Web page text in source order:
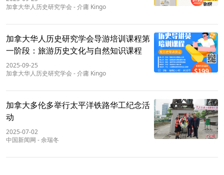
加拿大华人历史研究学会-介庸 Kingo
加拿大华人历史研究学会导游培训课程第
一阶段：旅游历史文化与自然知识课程
2025-09-25
加拿大华人历史研究学会-介庸 Kingo
加拿大多伦多举行太平洋铁路华工纪念活
动
2025-07-02
中国新闻网 -余瑞冬